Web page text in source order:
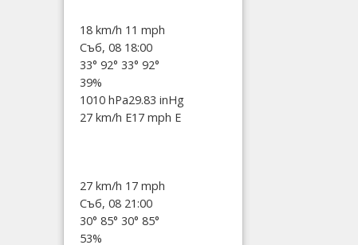
18 km/h 11 mph
Съб, 08 18:00
33° 92° 33° 92°
39%
1010 hPa29.83 inHg
27 km/h E17 mph E
27 km/h 17 mph
Съб, 08 21:00
30° 85° 30° 85°
53%